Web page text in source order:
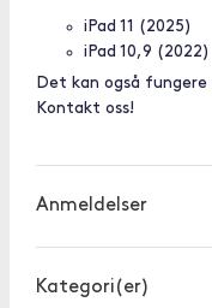
iPad 11 (2025)
iPad 10,9 (2022)
Det kan også fungere
Kontakt oss!
Anmeldelser
Kategori(er)